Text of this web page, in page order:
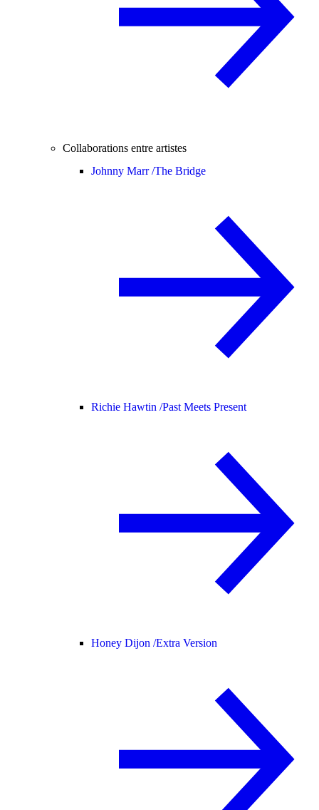
Collaborations entre artistes
Johnny Marr /The Bridge
Richie Hawtin /Past Meets Present
Honey Dijon /Extra Version